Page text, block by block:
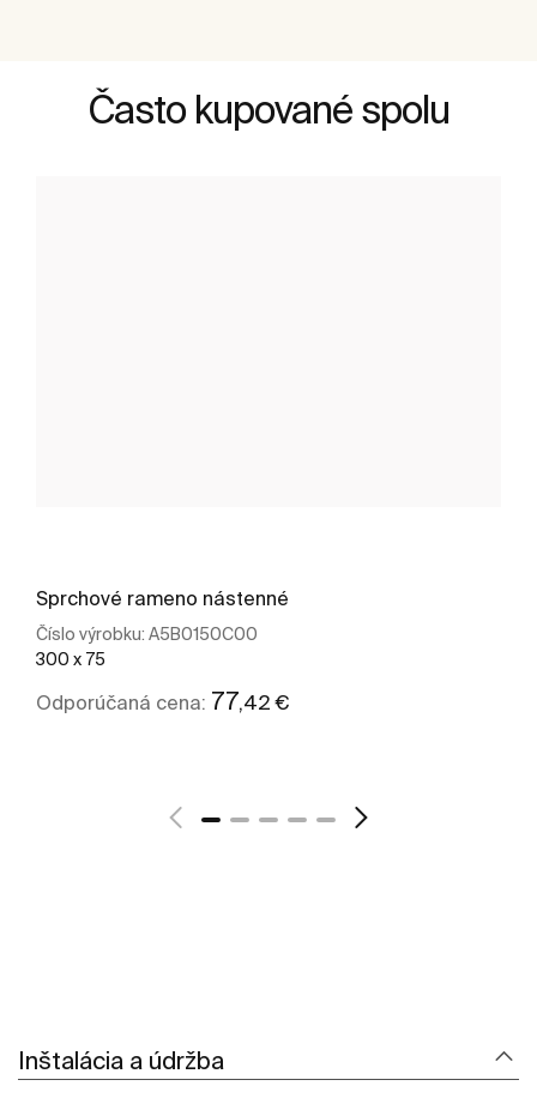
Často kupované spolu
Sprchové rameno nástenné
Číslo výrobku: A5B0150C00
300 x 75
Odporúčaná cena: 77,42 €
Inštalácia a údržba